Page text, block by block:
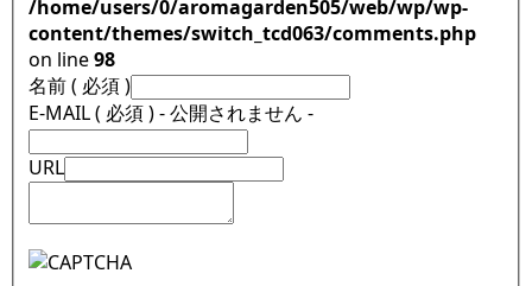
/home/users/0/aromagarden505/web/wp/wp-
content/themes/switch_tcd063/comments.php
on line98
名前 ( 必須 )
E-MAIL ( 必須 ) - 公開されません -
URL